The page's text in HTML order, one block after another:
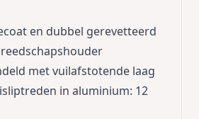
en dubbel gerevetteerd
met vuilafstotende laag
in aluminium: 12